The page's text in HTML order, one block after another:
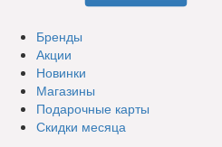
Бренды
Акции
Новинки
Магазины
Подарочные карты
Скидки месяца